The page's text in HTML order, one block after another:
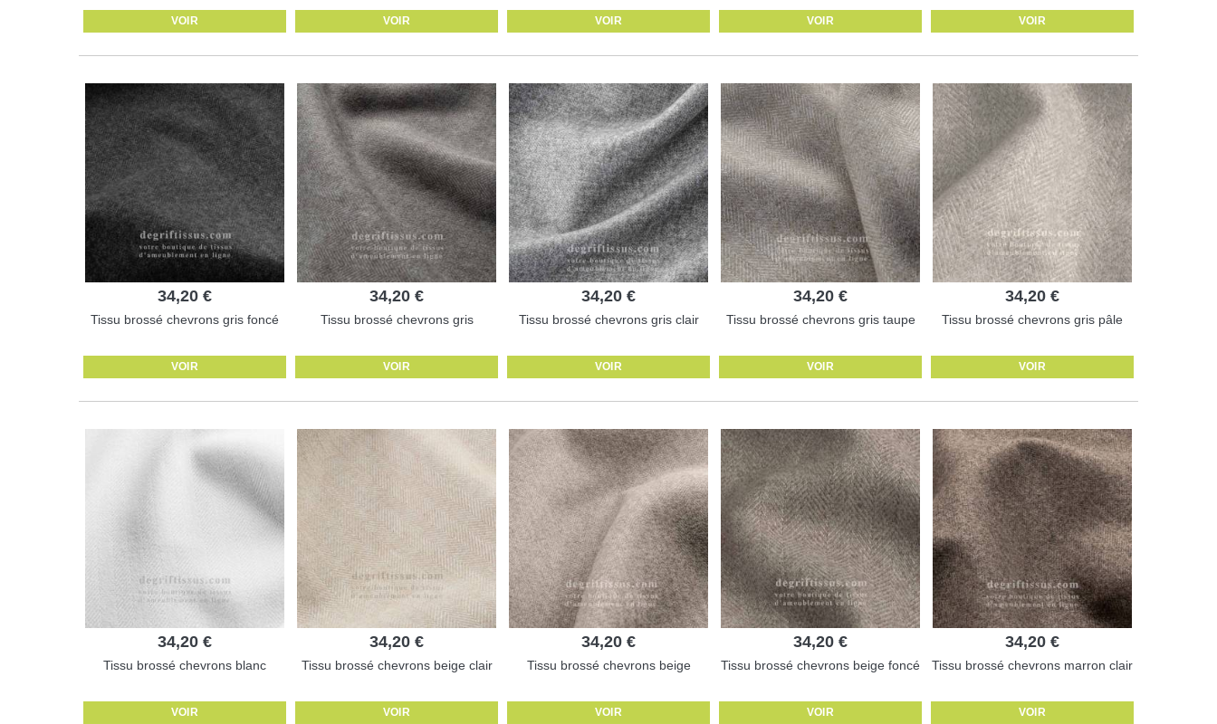
VOIR VOIR VOIR VOIR VOIR
34,20 €
Tissu brossé chevrons gris foncé
VOIR
34,20 €
Tissu brossé chevrons gris
VOIR
34,20 €
Tissu brossé chevrons gris clair
VOIR
34,20 €
Tissu brossé chevrons gris taupe
VOIR
34,20 €
Tissu brossé chevrons gris pâle
VOIR
34,20 €
Tissu brossé chevrons blanc
VOIR
34,20 €
Tissu brossé chevrons beige clair
VOIR
34,20 €
Tissu brossé chevrons beige
VOIR
34,20 €
Tissu brossé chevrons beige foncé
VOIR
34,20 €
Tissu brossé chevrons marron clair
VOIR